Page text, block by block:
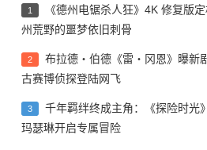
1
《德州电锯杀人狂》4K 修复版
州荒野的噩梦依旧刺骨
2
布拉德・伯德《雷・冈恩》曝新
古赛博侦探登陆网飞
3
千年羁绊终成主角：《探险时光
玛瑟琳开启专属冒险